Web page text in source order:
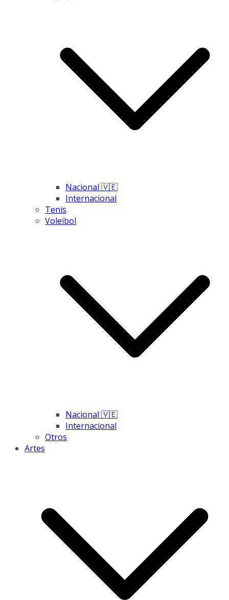
Nacional 🇻🇪
Internacional
Tenis
Voleibol
Nacional 🇻🇪
Internacional
Otros
Artes